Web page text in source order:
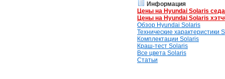
Информация
Цены на Hyundai Solaris
Цены на Hyundai Solaris
Обзор Hyundai Solaris
Технические характеристики
Комплектации Solaris
Краш-тест Solaris
Все цвета Solaris
Статьи